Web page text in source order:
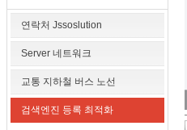
연락처 Jssoslution
Server 네트워크
교통 지하철 버스 노선
검색엔진 등록 최적화